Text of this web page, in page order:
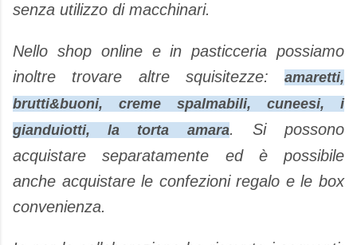
senza utilizzo di macchinari.
Nello shop online e in pasticceria possiamo
inoltre trovare altre squisitezze: amaretti,
brutti&buoni, creme spalmabili, cuneesi, i
gianduiotti, la torta amara. Si possono
acquistare separatamente ed è possibile
anche acquistare le confezioni regalo e le box
convenienza.